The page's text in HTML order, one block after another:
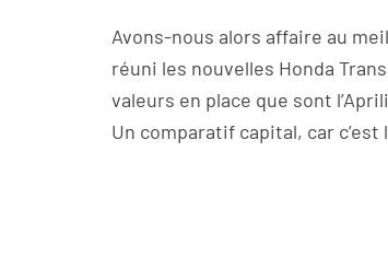
Avons-nous alors affaire au
réuni les nouvelles Honda
valeurs en place que sont
Un comparatif capital, car